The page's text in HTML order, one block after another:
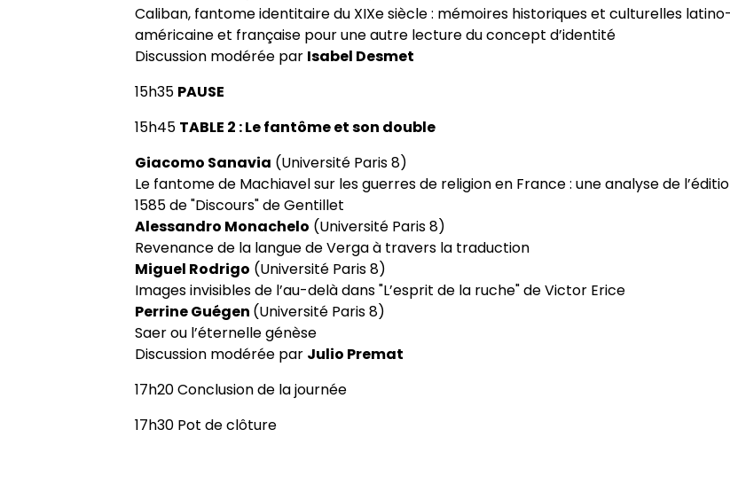
Caliban, fantome identitaire du XIXe siècle : mémoires historiques et culturelles latino-
américaine et française pour une autre lecture du concept d’identité
Discussion modérée par Isabel Desmet
15h35 PAUSE
15h45 TABLE 2 : Le fantôme et son double
Giacomo Sanavia (Université Paris 8)
Le fantome de Machiavel sur les guerres de religion en France : une analyse de
1585 de "Discours" de Gentillet
Alessandro Monachelo (Université Paris 8)
Revenance de la langue de Verga à travers la traduction
Miguel Rodrigo (Université Paris 8)
Images invisibles de l’au-delà dans "L’esprit de la ruche" de Victor Erice
Perrine Guégen (Université Paris 8)
Saer ou l’éternelle génèse
Discussion modérée par Julio Premat
17h20 Conclusion de la journée
17h30 Pot de clôture